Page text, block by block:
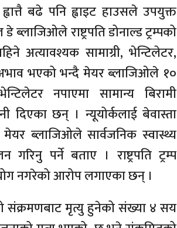
बढे पनि ह्वाइट हाउसले उपयुक्त
राष्ट्रपति डोनाल्ड ट्रम्पको
अत्यावश्यक सामाग्री, भेन्टिलेटर,
भएको भन्दै मेयर ब्लाजिओले १०
नपाएमा सामान्य बिरामी
छन् । न्यूयोर्कलाई बेवास्ता
ब्लाजिओले सार्वजनिक स्वास्थ्य
पर्ने बताए । राष्ट्रपति ट्रम्प
नगरेको आरोप लगाएका छन् ।
संक्रमणबाट मृत्यु हुनेको संख्या ४ सय